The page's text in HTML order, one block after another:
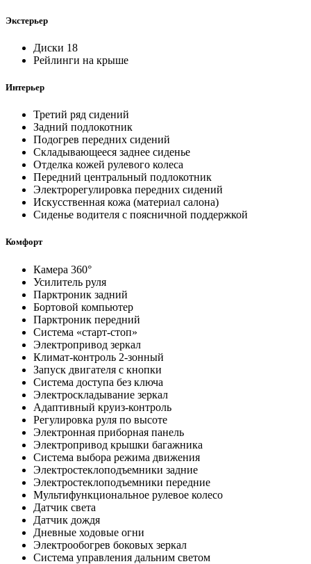
Экстерьер
Диски 18
Рейлинги на крыше
Интерьер
Третий ряд сидений
Задний подлокотник
Подогрев передних сидений
Складывающееся заднее сиденье
Отделка кожей рулевого колеса
Передний центральный подлокотник
Электрорегулировка передних сидений
Искусственная кожа (материал салона)
Сиденье водителя с поясничной поддержкой
Комфорт
Камера 360°
Усилитель руля
Парктроник задний
Бортовой компьютер
Парктроник передний
Система «старт-стоп»
Электропривод зеркал
Климат-контроль 2-зонный
Запуск двигателя с кнопки
Система доступа без ключа
Электроскладывание зеркал
Адаптивный круиз-контроль
Регулировка руля по высоте
Электронная приборная панель
Электропривод крышки багажника
Система выбора режима движения
Электростеклоподъемники задние
Электростеклоподъемники передние
Мультифункциональное рулевое колесо
Датчик света
Датчик дождя
Дневные ходовые огни
Электрообогрев боковых зеркал
Система управления дальним светом